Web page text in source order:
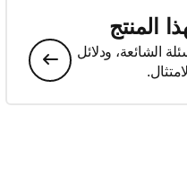
المنتج
الشائعة، ودلائل